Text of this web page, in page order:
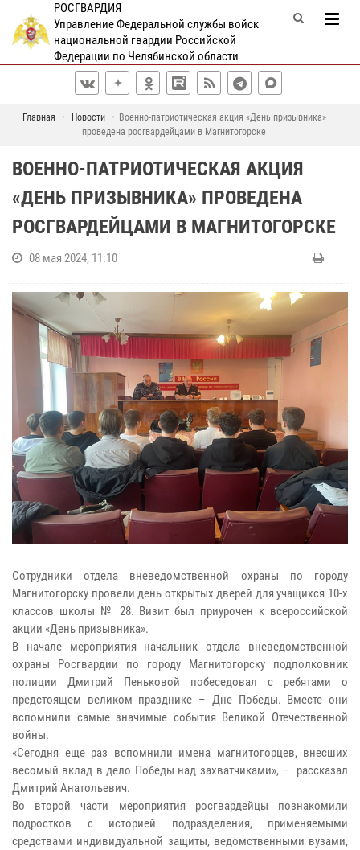
РОСГВАРДИЯ
Управление Федеральной службы войск
национальной гвардии Российской
Федерации по Челябинской области
Главная Новости
Военно-патриотическая акция «День призывника»
проведена росгвардейцами в Магнитогорске
ВОЕННО-ПАТРИОТИЧЕСКАЯ АКЦИЯ
«ДЕНЬ ПРИЗЫВНИКА» ПРОВЕДЕНА
РОСГВАРДЕЙЦАМИ В МАГНИТОГОРСКЕ
08 мая 2024, 11:10
Сотрудники отдела вневедомственной охраны по городу
Магнитогорску провели день открытых дверей для учащихся 10-х
классов школы № 28. Визит был приурочен к всероссийской
акции «День призывника».
В начале мероприятия начальник отдела вневедомственной
охраны Росгвардии по городу Магнитогорску подполковник
полиции Дмитрий Пеньковой побеседовал с ребятами о
предстоящем великом празднике – Дне Победы. Вместе они
вспомнили самые значимые события Великой Отечественной
войны.
«Сегодня еще раз вспомнили имена магнитогорцев, внесших
весомый вклад в дело Победы над захватчиками», – рассказал
Дмитрий Анатольевич.
Во второй части мероприятия росгвардейцы познакомили
подростков с историей подразделения, применяемыми
средствами индивидуальной защиты, ведомственными вузами,